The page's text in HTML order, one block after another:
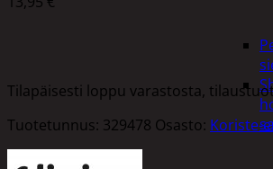
Tilapäisesti loppu varastosta,
Tuotetunnus: 329478 Osasto: Koriste-